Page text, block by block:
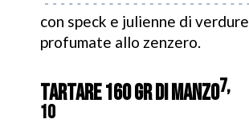
con speck e julienne di verdure
profumate allo zenzero.
TARTARE 160 GR DI MANZO7,
10